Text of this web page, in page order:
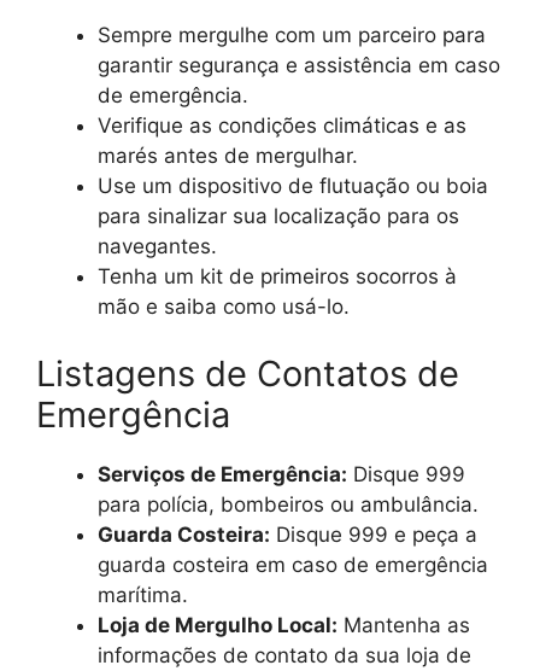
Sempre mergulhe com um parceiro para
garantir segurança e assistência em caso
de emergência.
Verifique as condições climáticas e as
marés antes de mergulhar.
Use um dispositivo de flutuação ou boia
para sinalizar sua localização para os
navegantes.
Tenha um kit de primeiros socorros à
mão e saiba como usá-lo.
Listagens de Contatos de
Emergência
Serviços de Emergência: Disque 999
para polícia, bombeiros ou ambulância.
Guarda Costeira: Disque 999 e peça a
guarda costeira em caso de emergência
marítima.
Loja de Mergulho Local: Mantenha as
informações de contato da sua loja de